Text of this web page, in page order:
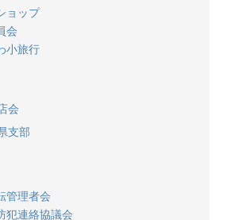
ョップ
会
小旅行
会
支部
管理者会
犯連絡協議会